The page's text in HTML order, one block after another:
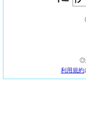
◎
利用規約